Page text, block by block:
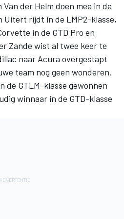
der Helm doen mee in de
Uitert rijdt in de LMP2-klasse,
in de GTD Pro en
Zande wist al twee keer te
naar Acura overgestapt
team nog geen wonderen.
de GTLM-klasse gewonnen
winnaar in de GTD-klasse